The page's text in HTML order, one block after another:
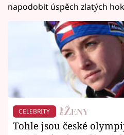
napodobit úspěch zlatých
CELEBRITY
Tohle jsou české